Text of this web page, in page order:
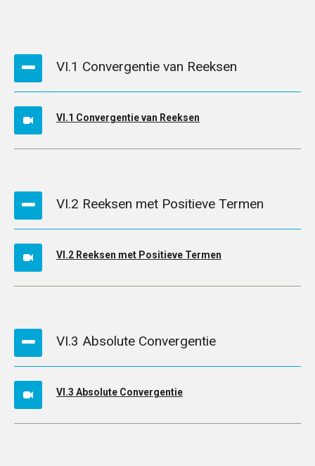
VI.1 Convergentie van Reeksen
VI.1 Convergentie van Reeksen
VI.2 Reeksen met Positieve Termen
VI.2 Reeksen met Positieve Termen
VI.3 Absolute Convergentie
VI.3 Absolute Convergentie